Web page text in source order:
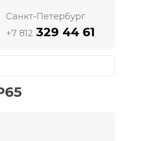
Санкт-Петербург
+7 812 329 44 61